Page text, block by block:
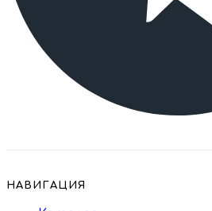
НАВИГАЦИЯ